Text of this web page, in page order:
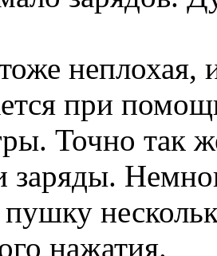
при
Точно так
заряды.
пушку
нажатия.